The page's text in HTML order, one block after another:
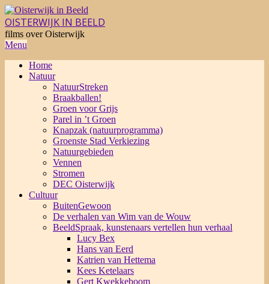
Skip
to
content
OISTERWIJK IN BEELD
films over Oisterwijk
Primary
Menu
Menu
Home
Natuur
NatuurStreken
Braakballen!
Groen voor Grijs
Parel in ’t Groen
Knapzak (natuurprogramma)
Groenste Stad Verkiezing
Natuurgebieden
Vennen
Stromen
DEC Oisterwijk
Cultuur
BuitenGewoon
De verhalen van Wim van de Wouw
BeeldSpraak, kunstenaars vertellen hun verhaal
Lucy Bex
Hans van Eerd
Katrien van Hettema
Kees Ketelaars
Gert Kwekkeboom